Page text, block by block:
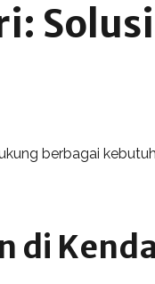
berbagai
di